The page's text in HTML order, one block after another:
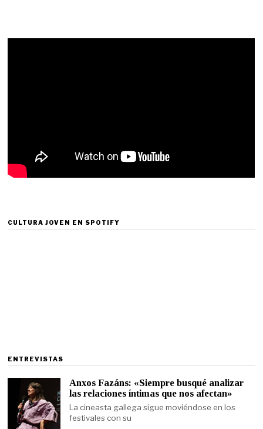
CULTURA JOVEN EN SPOTIFY
ENTREVISTAS
Anxos Fazáns: «Siempre busqué analizar
las relaciones íntimas que nos afectan»
La cineasta gallega sigue moviéndose en los
festivales con su